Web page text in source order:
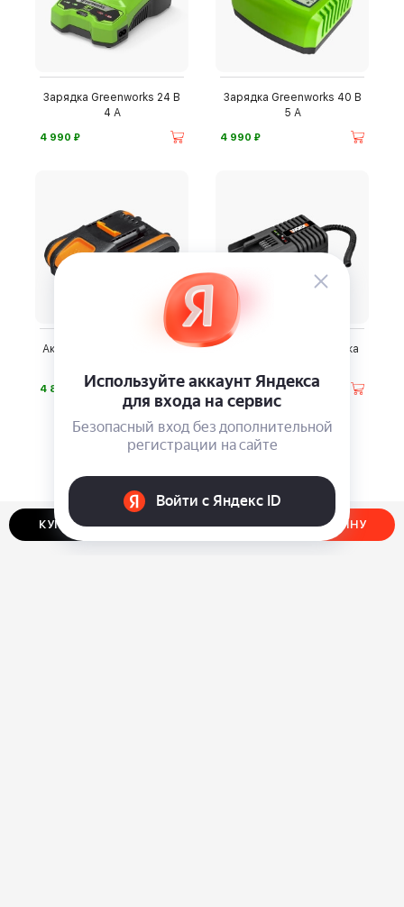
КУПИТЬ В ОДИН КЛИК ДОБАВИТЬ В КОРЗИНУ
Зарядка Greenworks 24 В
4 А
4 990 ⃏
Зарядка Greenworks 40 В
5 А
4 990 ⃏
Аккумуляторы WORX 20V
4 890
Автомобильная зарядка
3 390 ⃏